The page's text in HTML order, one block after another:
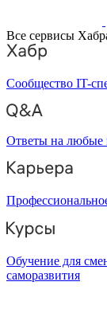
Все сервисы
Сообщество IT-
Ответы на любые
Обучение для
саморазвития